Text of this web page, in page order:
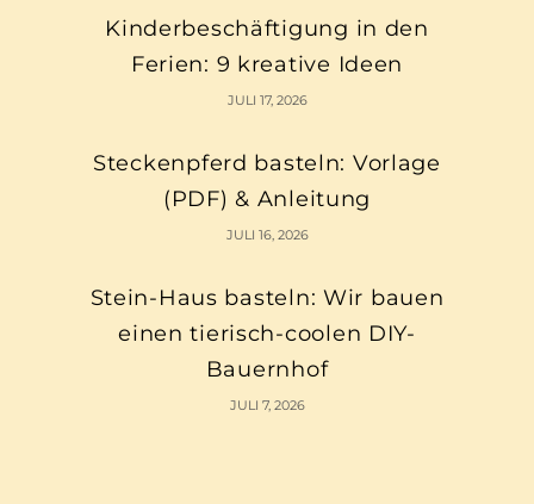
Kinderbeschäftigung in den
Ferien: 9 kreative Ideen
JULI 17, 2026
Steckenpferd basteln: Vorlage
(PDF) & Anleitung
JULI 16, 2026
Stein-Haus basteln: Wir bauen
einen tierisch-coolen DIY-
Bauernhof
JULI 7, 2026